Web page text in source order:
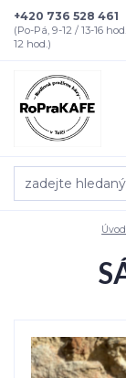
+420 736 528 461
(Po-Pá, 9-12 / 13-16
12 hod.)
Úvod